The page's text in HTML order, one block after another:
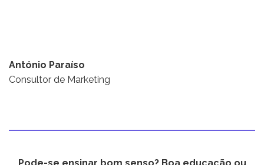
António Paraíso
Consultor de Marketing